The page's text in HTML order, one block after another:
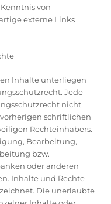
von
externe Links
Inhalte unterliegen
Jede
nicht
schriftlichen
Rechteinhabers.
Bearbeitung,
bzw.
oder anderen
Inhalte und Rechte
Die unerlaubte